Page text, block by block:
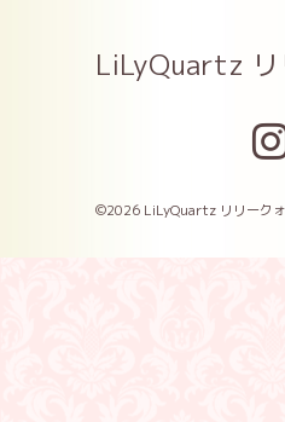
LiLyQuartz リ
©2026 LiLyQuartz リリーク